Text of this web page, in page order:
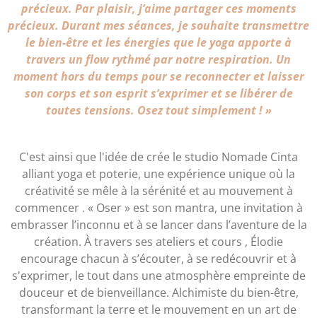
précieux. Par plaisir, j’aime partager ces moments
précieux. Durant mes séances, je souhaite transmettre
le bien-être et les énergies que le yoga apporte à
travers un flow rythmé par notre respiration. Un
moment hors du temps pour se reconnecter et laisser
son corps et son esprit s’exprimer et se libérer de
toutes tensions. Osez tout simplement ! »
C'est ainsi que l'idée de crée le studio Nomade Cinta
alliant yoga et poterie, une expérience unique où la
créativité se mêle à la sérénité et au mouvement à
commencer . « Oser » est son mantra, une invitation à
embrasser l’inconnu et à se lancer dans l’aventure de la
création. À travers ses ateliers et cours , Élodie
encourage chacun à s’écouter, à se redécouvrir et à
s'exprimer, le tout dans une atmosphère empreinte de
douceur et de bienveillance. Alchimiste du bien-être,
transformant la terre et le mouvement en un art de